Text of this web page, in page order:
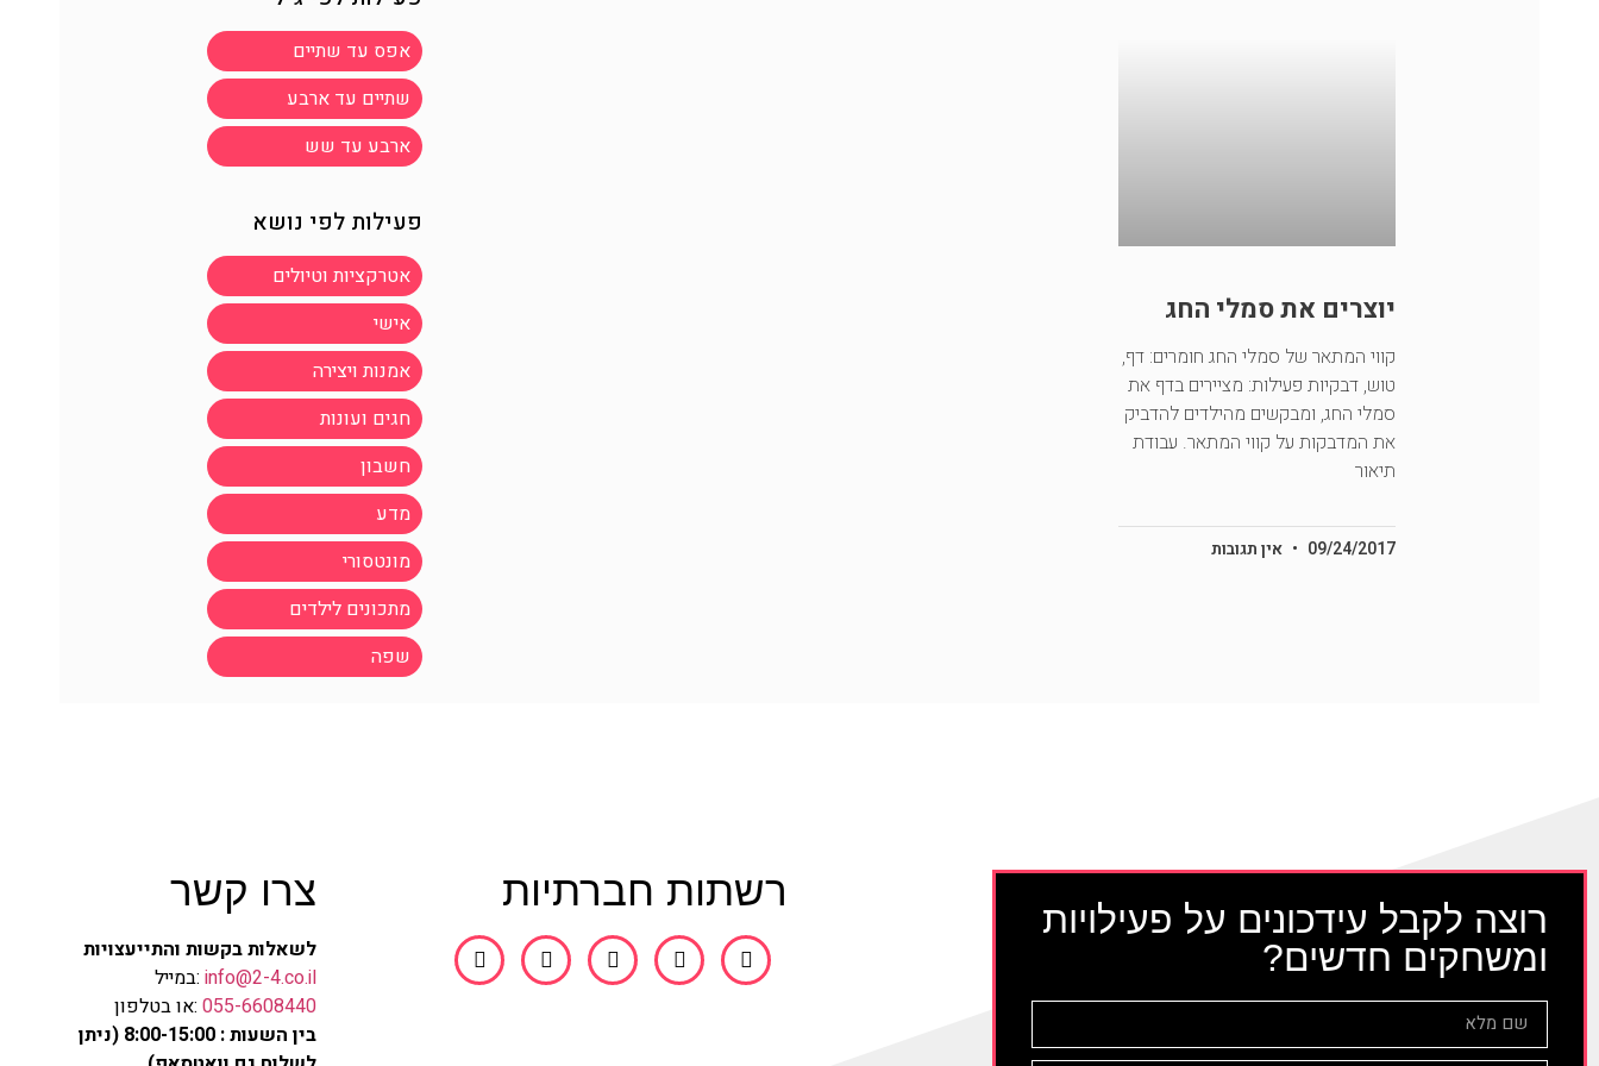
יוצרים את סמלי החג
קווי המתאר של סמלי החג חומרים: דף,
טוש, דבקיות פעילות: מציירים בדף את
סמלי החג, ומבקשים מהילדים להדביק
את המדבקות על קווי המתאר. עבודת
תיאור
09/24/2017 אין תגובות
אפס עד שתיים
שתיים עד ארבע
ארבע עד שש
פעילות לפי נושא
אטרקציות וטיולים
אישי
אמנות ויצירה
חגים ועונות
חשבון
מדע
מונטסורי
מתכונים לילדים
שפה
רוצה לקבל עידכונים על פעילויות
ומשחקים חדשים?
רשתות חברתיות צרו קשר
לשאלות בקשות והתייעצויות
info@2-4.co.il:במייל
055-6608440:או בטלפון
בין השעות : 8:00-15:00 (ניתן